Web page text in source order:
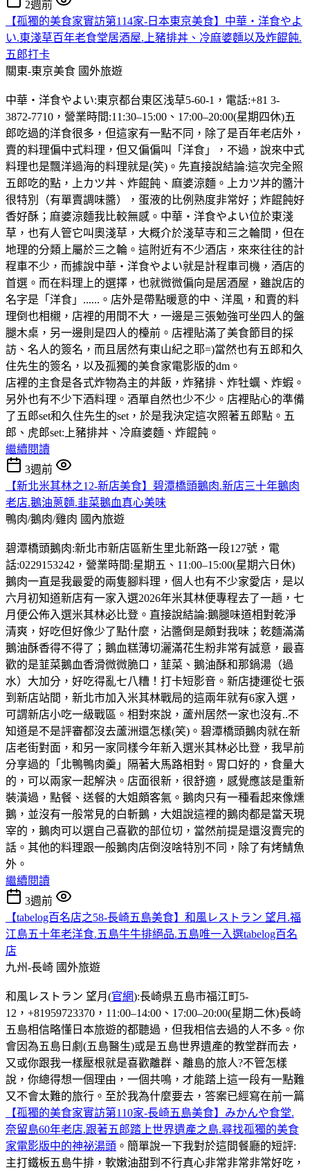
2週前
【孤獨的美食家實訪第114家-日本東京美食】中華・洋食やよ
い.東淺草百年老食堂居酒屋.上豬排丼、冷麻婆麵以及炸餛飩.
五郎打卡
關東-東京美食 國外旅遊
中華・洋食やよい:東京都台東区浅草5-60-1，電話:+81 3-
3872-7710，營業時間:11:30–15:00、17:00–20:00(星期四休)五
郎吃過的洋食很多，但這家有一點不同，除了是百年老店外，
賣的料理偏中式料理，但又偏偏叫「洋食」，不過，說來中式
料理也是飄洋過海的料理就是(笑)。先直接說結論:這次完全照
五郎吃的點，上カツ丼、炸餛飩、麻婆涼麵。上カツ丼的醬汁
很特別（有單賣調味醬），蛋液的比例熟度非常好；炸餛飩好
香好酥；麻婆涼麵我比較無感。中華・洋食やよい位於東淺
草，也有人管它叫奧淺草，大概介於淺草寺和三之輪間，但在
地理的分類上屬於三之輪。這附近有不少酒店，來來往往的計
程車不少，而據說中華・洋食やよい就是計程車司機，酒店的
首選。而在料理上的選擇，也就微微偏向是居酒屋，雖說店的
名字是「洋食」......。店外是帶點暖意的中、洋風，和賣的料
理倒也相櫬，店裡的用間不大，一邊是三張勉強可坐四人的盤
腿木桌，另一邊則是四人的檯前。店裡貼滿了美食節目的採
訪、名人的簽名，而且居然有東山紀之耶=)當然也有五郎和久
住先生的簽名，以及孤獨的美食家電影版的dm。
店裡的主食是各式炸物為主的丼飯，炸豬排、炸牡蠣、炸蝦。
另外也有不少下酒料理。酒單自然也少不少。店裡貼心的準備
了五郎set和久住先生的set，於是我決定這次照著五郎點。五
郎、虎郎set:上豬排丼、冷麻婆麵、炸餛飩。
繼續閱讀
3週前
【新北米其林之12-新店美食】碧潭橋頭鵝肉.新店三十年鵝肉
老店.鵝油蔥麵.韭菜鵝血真心美味
鴨肉/鵝肉/雞肉 國內旅遊
碧潭橋頭鵝肉:新北市新店區新生里北新路一段127號，電
話:0229153242，營業時間:星期五、11:00–15:00(星期六日休)
鵝肉一直是我最愛的兩隻腳料理，個人也有不少家愛店，是以
六月初知道新店有一家入選2026年米其林便專程去了一趟，七
月便公佈入選米其林必比登。直接說結論:鵝腿味道相對乾淨
清爽，好吃但好像少了點什麼，沾醬倒是頗對我味；乾麵滿滿
鵝油酥香得不得了；鵝血糕薄切灑滿花生粉非常有誠意，最喜
歡的是韮菜鵝血香滑微微脆口，韮菜、鵝油酥和那鍋湯（過
水）大加分，好吃得亂七八糟！打卡短影音。新店捷運從七張
到新店站間，新北市加入米其林戰局的這兩年就有6家入選，
可謂新店小吃一級戰區。相對來說，蘆州居然一家也沒有..不
知道是不是評審都沒去蘆洲還怎樣(笑)。碧潭橋頭鵝肉就在新
店老街對面，和另一家同樣今年新入選米其林必比登，我早前
分享過的「北鴨鴨肉羹」隔著大馬路相對。胃口好的，食量大
的，可以兩家一起解決。店面很新，很舒適，感覺應該是重新
裝潢過，點餐、送餐的大姐頗客氣。鵝肉只有一種看起來像燻
鵝，並沒有一般常見的白斬鵝，大姐說這裡的鵝肉都是當天現
宰的，鵝肉可以選自己喜歡的部位切，當然前提是還沒賣完的
話。其他的料理跟一般鵝肉店倒沒啥特別不同，除了有烤鯖魚
外。
繼續閱讀
3週前
【tabelog百名店之58-長崎五島美食】和風レストラン 望月.福
江島五十年老洋食.五島牛牛排絕品.五島唯一入選tabelog百名
店
九州-長崎 國外旅遊
和風レストラン 望月(官網):長崎県五島市福江町5-
12，+81959723370，11:00–14:00、17:00–20:00(星期二休)長崎
五島相信略懂日本旅遊的都聽過，但我相信去過的人不多。你
會因為五島日劇(五島醫生)或是五島世界遺產的教堂群而去，
又或你跟我一樣壓根就是喜歡離群、離島的旅人?不管怎樣
說，你總得想一個理由，一個共鳴，才能踏上這一段有一點難
又不會太難的旅行。至於我為什麼要去，答案已經寫在前一篇
【孤獨的美食家實訪第110家-長崎五島美食】みかんや食堂.
奈留島60年老店.跟著五郎踏上世界遺產之島.尋找孤獨的美食
家電影版中的神祕湯頭 。簡單說一下我對於這間餐廳的短評:
主打鐵板五島牛排，軟嫩油甜到不行真心非常非常非常好吃，